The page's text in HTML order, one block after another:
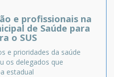
e profissionais na
de Saúde para
o SUS
e prioridades da saúde
os delegados que
estadual